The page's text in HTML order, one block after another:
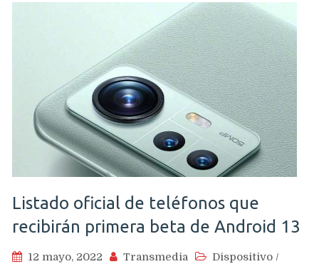
Listado oficial de teléfonos que
recibirán primera beta de Android 13
12 mayo, 2022 Transmedia Dispositivo /